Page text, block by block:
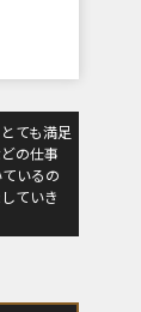
ても満足
の仕事
いるの
ていき